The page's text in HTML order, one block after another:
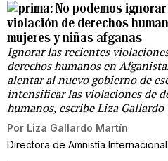
No podemos
violación de derechos
mujeres y niñas afganas
Ignorar las recientes
derechos humanos en
alentar al nuevo gobierno de
intensificar las violaciones de
humanos, escribe Liza Gallardo
Por Liza Gallardo Martín
Directora de Amnistía Internacional